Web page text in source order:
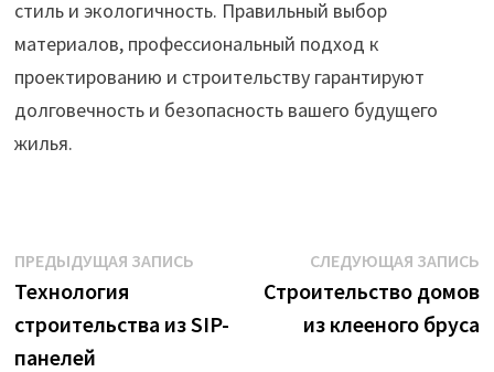
стиль и экологичность. Правильный выбор
материалов, профессиональный подход к
проектированию и строительству гарантируют
долговечность и безопасность вашего будущего
жилья.
Навигация
по
записям
ПРЕДЫДУЩАЯ ЗАПИСЬПредыдущая
Технология
строительства из SIP-
панелей
СЛЕДУЮЩАЯ ЗАПИСЬ
Строительство домов
из клееного бруса